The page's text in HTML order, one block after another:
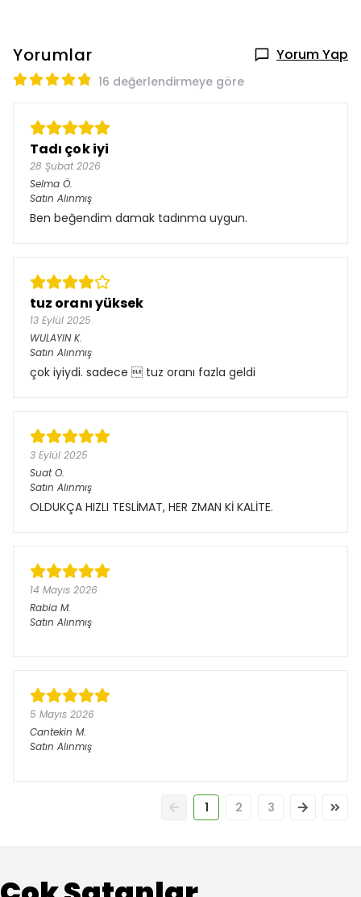
Yorumlar Yorum Yap
16 değerlendirmeye göre
Tadı çok iyi
28 Şubat 2026
Selma Ö.
Satın Alınmış
Ben beğendim damak tadınma uygun.
tuz oranı yüksek
13 Eylül 2025
WULAYIN K.
Satın Alınmış
çok iyiydi. sadece  tuz oranı fazla geldi
3 Eylül 2025
SuatO.
Satın Alınmış
OLDUKÇA HIZLI TESLİMAT, HER ZMAN Kİ KALİTE.
14 Mayıs 2026
Rabia M.
Satın Alınmış
5 Mayıs 2026
Cantekin M.
Satın Alınmış
1 2 3